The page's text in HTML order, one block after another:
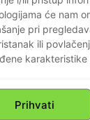
će nam
pri
ili
karakteristike
Prihvati
Braniteljski
Sport